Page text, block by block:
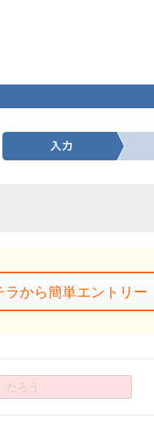
から簡単エントリー